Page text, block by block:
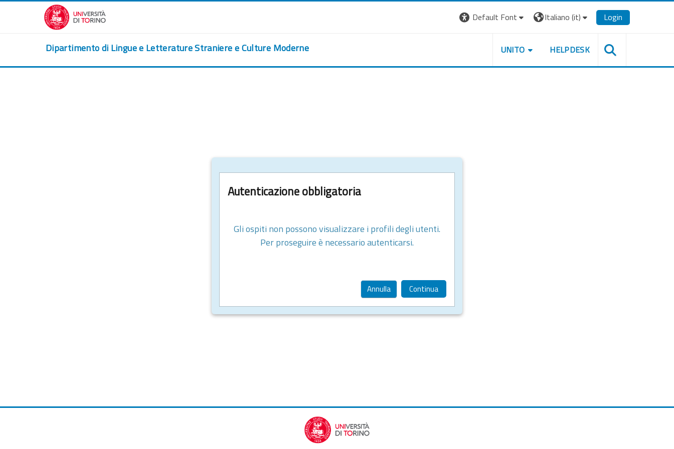
Vai al contenuto principale
Default Font
Italiano ‎(it)‎ Login
Dipartimento di Lingue e Letterature Straniere e Culture Moderne UNITO HELPDESK
Autenticazione obbligatoria
Gli ospiti non possono visualizzare i profili degli utenti.
Per proseguire è necessario autenticarsi.
Annulla Continua